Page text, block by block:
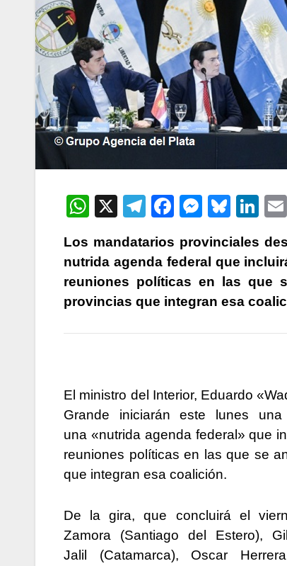
W
at
s
A
p
X
T
e
gr
a
F
c
e
b
o
M
s
s
e
g
Bl
e
s
k
Li
k
e
dI
Los mandatarios provinciales
nutrida agenda federal que
reuniones políticas en las que
provincias que integran esa
El ministro del Interior, Eduardo
Grande iniciarán este lunes
una «nutrida agenda federal» que
reuniones políticas en las que se
que integran esa coalición.
De la gira, que concluirá el
Zamora (Santiago del Estero),
Jalil (Catamarca), Oscar